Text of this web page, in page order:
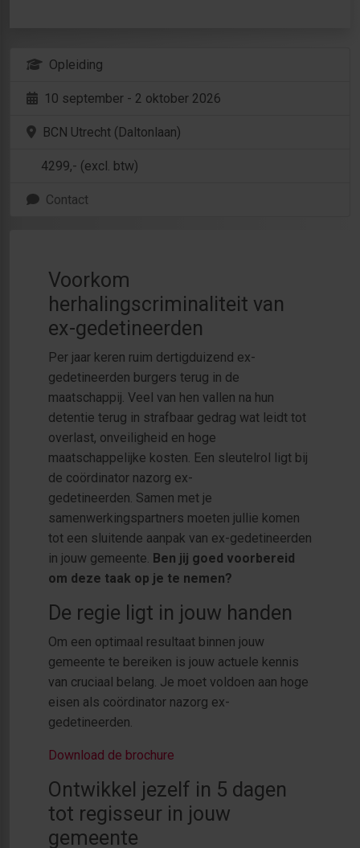
Opleiding
10 september - 2 oktober 2026
BCN Utrecht (Daltonlaan)
4299,- (excl. btw)
Contact
Voorkom
herhalingscriminaliteit van
ex-gedetineerden
Per jaar keren ruim dertigduizend ex-
gedetineerden burgers terug in de
maatschappij. Veel van hen vallen na hun
detentie terug in strafbaar gedrag wat leidt tot
overlast, onveiligheid en hoge
maatschappelijke kosten. Een sleutelrol ligt bij
de coördinator nazorg ex-
gedetineerden. Samen met je
samenwerkingspartners moeten jullie komen
tot een sluitende aanpak van ex-gedetineerden
in jouw gemeente. Ben jij goed voorbereid
om deze taak op je te nemen?
De regie ligt in jouw handen
Om een optimaal resultaat binnen jouw
gemeente te bereiken is jouw actuele kennis
van cruciaal belang. Je moet voldoen aan hoge
eisen als coördinator nazorg ex-
gedetineerden.
Download de brochure
Ontwikkel jezelf in 5 dagen
tot regisseur in jouw
gemeente